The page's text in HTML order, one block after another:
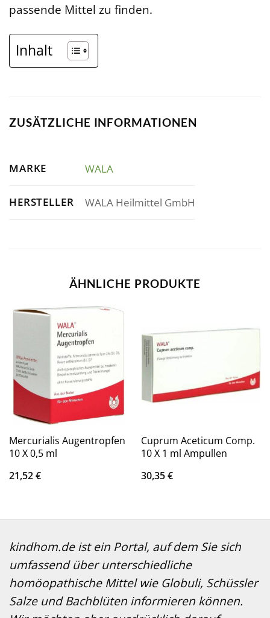
passende Mittel zu finden.
Inhalt
ZUSÄTZLICHE INFORMATIONEN
MARKE WALA
HERSTELLER WALA Heilmittel GmbH
ÄHNLICHE PRODUKTE
Mercurialis Augentropfen
10 X 0,5 ml
21,52€
Cuprum Aceticum Comp.
10 X 1 ml Ampullen
30,35€
kindhom.de ist ein Portal, auf dem Sie sich
umfassend über unterschiedliche
homöopathische Mittel wie Globuli, Schüssler
Salze und Bachblüten informieren können.